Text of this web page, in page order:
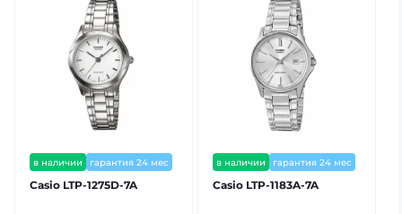
в наличии гарантия 24 мес
Casio LTP-1275D-7A
в наличии
гарантия 24 мес
⭐ хит продаж
Casio LTP-1183A-7A